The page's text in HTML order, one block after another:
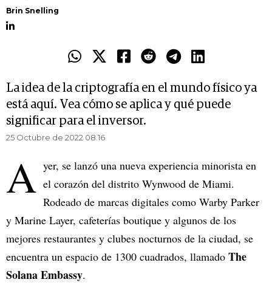
Brin Snelling
La idea de la criptografía en el mundo físico ya
está aquí. Vea cómo se aplica y qué puede
significar para el inversor.
25 Octubre de 2022 08.16
A yer, se lanzó una nueva experiencia minorista en
el corazón del distrito Wynwood de Miami.
Rodeado de marcas digitales como Warby Parker
y Marine Layer, cafeterías boutique y algunos de los
mejores restaurantes y clubes nocturnos de la ciudad, se
encuentra un espacio de 1300 cuadrados, llamado The
Solana Embassy.